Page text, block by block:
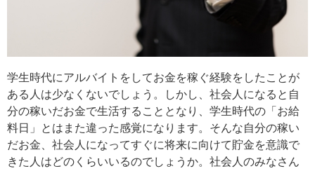
学生時代にアルバイトをしてお金を稼ぐ経験をしたことが
ある人は少なくないでしょう。しかし、社会人になると自
分の稼いだお金で生活することとなり、学生時代の「お給
料日」とはまた違った感覚になります。そんな自分の稼い
だお金、社会人になってすぐに将来に向けて貯金を意識で
きた人はどのくらいいるのでしょうか。社会人のみなさん